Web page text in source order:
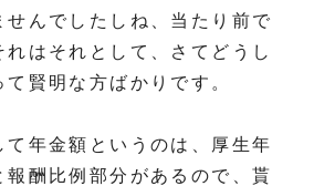
せんでしたしね、当たり前で
はそれとして、さてどうし
賢明な方ばかりです。
て年金額というのは、厚生年
報酬比例部分があるので、貰